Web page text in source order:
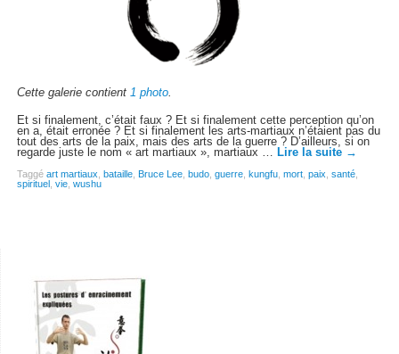
Cette galerie contient 1 photo.
Et si finalement, c’était faux ? Et si finalement cette perception qu’on
en a, était erronée ? Et si finalement les arts-martiaux n’étaient pas du
tout des arts de la paix, mais des arts de la guerre ? D’ailleurs, si on
regarde juste le nom « art martiaux », martiaux … Lire la suite →
Taggé art martiaux bataille, Bruce Lee, budo, guerre, kungfu, mort, paix santé,
spirituel, vie, wushu